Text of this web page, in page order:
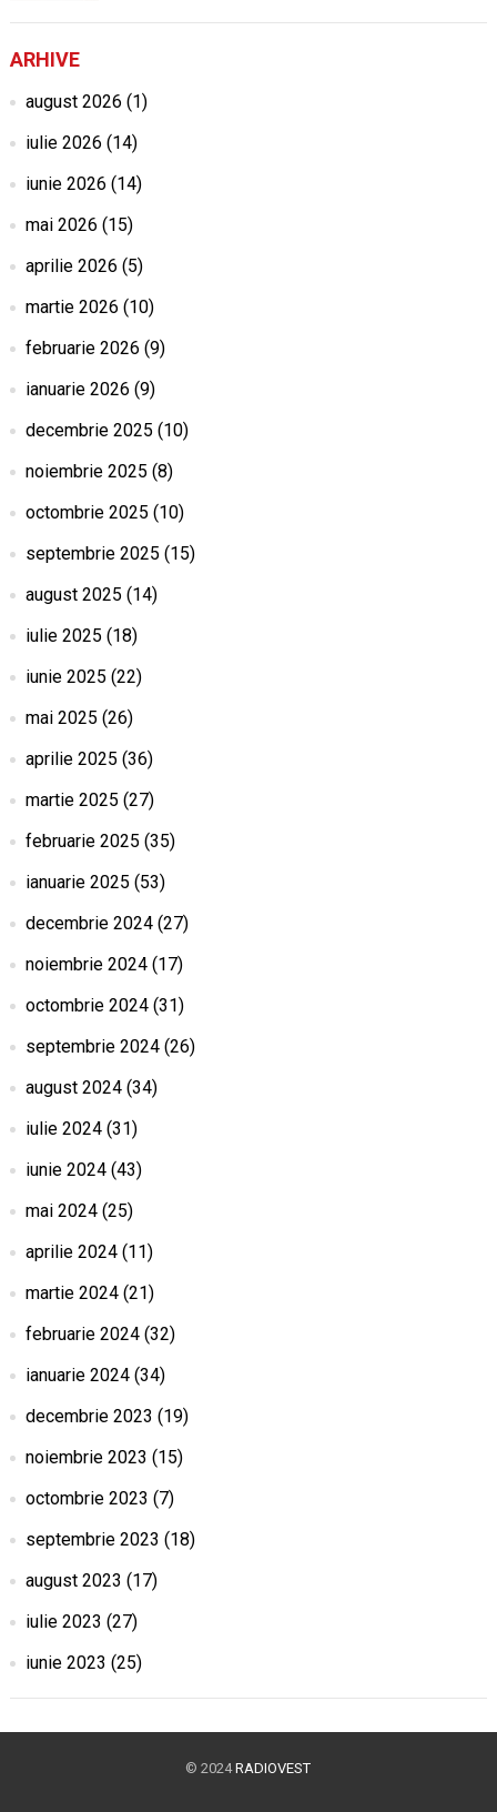
ARHIVE
august 2026 (1)
iulie 2026 (14)
iunie 2026 (14)
mai 2026 (15)
aprilie 2026 (5)
martie 2026 (10)
februarie 2026 (9)
ianuarie 2026 (9)
decembrie 2025 (10)
noiembrie 2025 (8)
octombrie 2025 (10)
septembrie 2025 (15)
august 2025 (14)
iulie 2025 (18)
iunie 2025 (22)
mai 2025 (26)
aprilie 2025 (36)
martie 2025 (27)
februarie 2025 (35)
ianuarie 2025 (53)
decembrie 2024(27)
noiembrie 2024(17)
octombrie 2024(31)
septembrie 2024(26)
august 2024(34)
iulie 2024(31)
iunie 2024(43)
mai 2024(25)
aprilie 2024(11)
martie 2024(21)
februarie 2024(32)
ianuarie 2024(34)
decembrie 2023 (19)
noiembrie 2023 (15)
octombrie 2023 (7)
septembrie 2023 (18)
august 2023 (17)
iulie 2023 (27)
iunie 2023 (25)
© 2024RADIOVEST